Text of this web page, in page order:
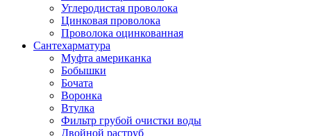
Углеродистая проволока
Цинковая проволока
Проволока оцинкованная
Сантехарматура
Муфта американка
Бобышки
Бочата
Воронка
Втулка
Фильтр грубой очистки воды
Двойной раструб